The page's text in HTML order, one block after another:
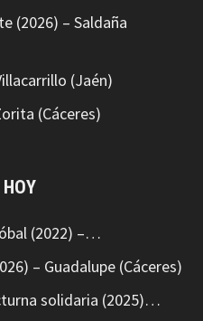
(2026) – Saldaña
(Jaén)
(Cáceres)
(2022) –…
– Guadalupe (Cáceres)
solidaria (2025)…